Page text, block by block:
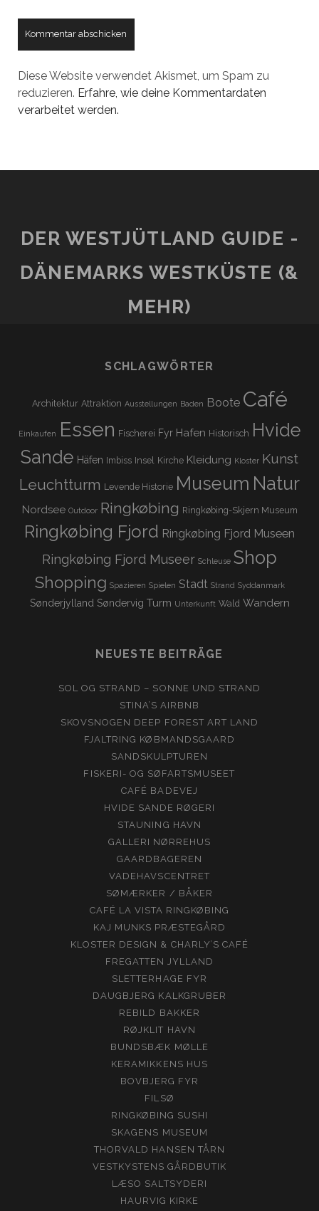
Diese Website verwendet Akismet, um Spam zu
reduzieren. Erfahre, wie deine Kommentardaten
verarbeitet werden.
DER WESTJÜTLAND GUIDE -
DÄNEMARKS WESTKÜSTE (&
MEHR)
SCHLAGWÖRTER
Architektur Attraktion Ausstellungen Baden Boote Café
Einkaufen Essen Fischerei Fyr Hafen Historisch Hvide
Sande Häfen Imbiss Insel Kirche Kleidung Kloster Kunst
Leuchtturm Levende Historie Museum Natur
Nordsee Outdoor Ringkøbing Ringkøbing-Skjern Museum
Ringkøbing Fjord Ringkøbing Fjord Museen
Ringkøbing Fjord Museer Schleuse Shop
Shopping Spazieren Spielen Stadt Strand Syddanmark
Sønderjylland Søndervig Turm Unterkunft Wald Wandern
NEUESTE BEITRÄGE
SOL OG STRAND – SONNE UND STRAND
STINA’S AIRBNB
SKOVSNOGEN DEEP FOREST ART LAND
FJALTRING KØBMANDSGAARD
SANDSKULPTUREN
FISKERI- OG SØFARTSMUSEET
CAFÉ BADEVEJ
HVIDE SANDE RØGERI
STAUNING HAVN
GALLERI NØRREHUS
GAARDBAGEREN
VADEHAVSCENTRET
SØMÆRKER / BÅKER
CAFÉ LA VISTA RINGKØBING
KAJ MUNKS PRÆSTEGÅRD
KLOSTER DESIGN & CHARLY’S CAFÉ
FREGATTEN JYLLAND
SLETTERHAGE FYR
DAUGBJERG KALKGRUBER
REBILD BAKKER
RØJKLIT HAVN
BUNDSBÆK MØLLE
KERAMIKKENS HUS
BOVBJERG FYR
FILSØ
RINGKØBING SUSHI
SKAGENS MUSEUM
THORVALD HANSEN TÅRN
VESTKYSTENS GÅRDBUTIK
LÆSO SALTSYDERI
HAURVIG KIRKE